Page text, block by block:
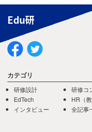
Edu研
カテゴリ
研修設計
EdTech
インタビュー
研修コ
HR（
全記事